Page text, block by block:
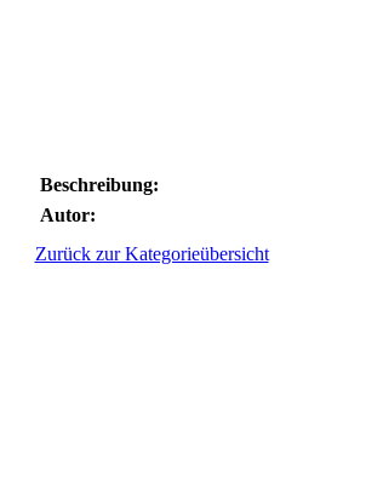
Beschreibung:
Autor:
Zurück zur Kategorieübersicht